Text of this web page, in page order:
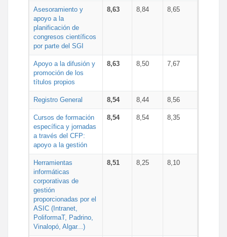
Asesoramiento y
apoyo a la
planificación de
congresos científicos
por parte del SGI
8,63 8,84 8,65
Apoyo a la difusión y
promoción de los
títulos propios
8,63 8,50 7,67
Registro General 8,54 8,44 8,56
Cursos de formación
específica y jornadas
a través del CFP:
apoyo a la gestión
8,54 8,54 8,35
Herramientas
informáticas
corporativas de
gestión
proporcionadas por el
ASIC (Intranet,
PoliformaT, Padrino,
Vinalopó, Algar...)
8,51 8,25 8,10